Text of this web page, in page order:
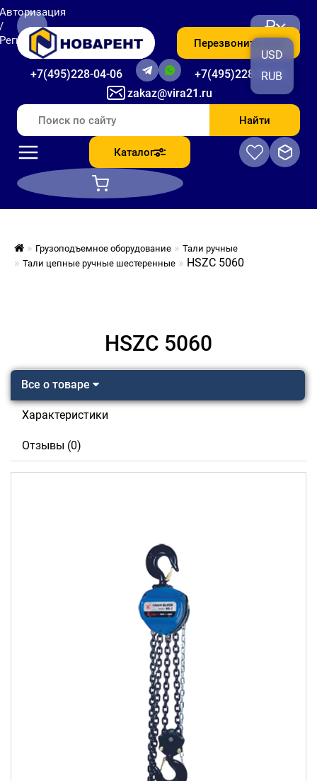
zakaz@vira21.ru
+7(495)228-04-06 +7(495)228-06-56
Перезвоните мне
₽
USD
RUB
Найти
Каталог
Грузоподъемное оборудование
Тали ручные
Тали цепные ручные шестеренные
HSZC 5060
HSZC 5060
Все о товаре
Характеристики
Отзывы (0)